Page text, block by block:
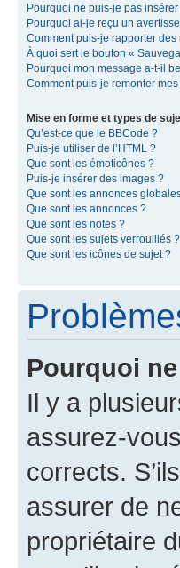
Pourquoi ne puis-je pas
Pourquoi ai-je reçu un
Comment puis-je rapporter
À quoi sert le bouton «
Pourquoi mon message a-t-il
Comment puis-je remonter
Mise en forme et types de
Qu’est-ce que le BBCode ?
Puis-je utiliser de l’HTML ?
Que sont les émoticônes ?
Puis-je insérer des images ?
Que sont les annonces
Que sont les annonces ?
Que sont les notes ?
Que sont les sujets verrouillés ?
Que sont les icônes de sujet ?
Pourquoi
Il y a
assurez-
corrects.
assurer de
propriétaire